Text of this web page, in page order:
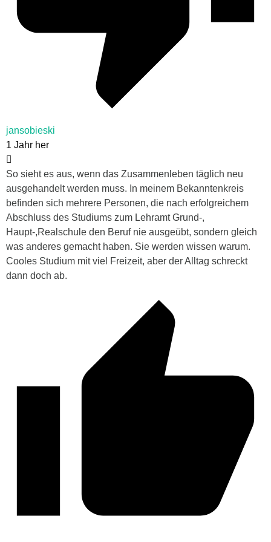
jansobieski
1 Jahr her
So sieht es aus, wenn das Zusammenleben täglich neu
ausgehandelt werden muss. In meinem Bekanntenkreis
befinden sich mehrere Personen, die nach erfolgreichem
Abschluss des Studiums zum Lehramt Grund-,
Haupt-,Realschule den Beruf nie ausgeübt, sondern gleich
was anderes gemacht haben. Sie werden wissen warum.
Cooles Studium mit viel Freizeit, aber der Alltag schreckt
dann doch ab.